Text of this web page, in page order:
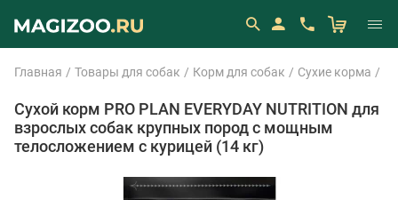
Главная Товары для собак Корм для собак Сухие корма
Сухой корм PRO PLAN EVERYDAY NUTRITION для
взрослых собак крупных пород с мощным
телосложением с курицей (14 кг)